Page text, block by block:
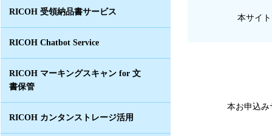
RICOH 受領納品書サービス
RICOH Chatbot Service
RICOH マーキングスキャン for 文
書保管
RICOH カンタンストレージ活用
本サイ
本お申込